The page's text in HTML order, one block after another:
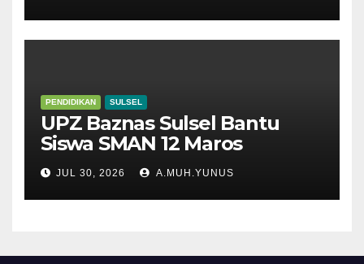
PENDIDIKAN SULSEL
UPZ Baznas Sulsel Bantu
Siswa SMAN 12 Maros
JUL 30, 2026 A.MUH.YUNUS